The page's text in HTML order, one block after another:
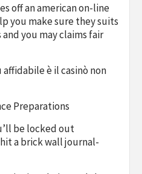
off an american on-line
you make sure they suits
you may claims fair
è il casinò non
Preparations
be locked out
a brick wall journal-